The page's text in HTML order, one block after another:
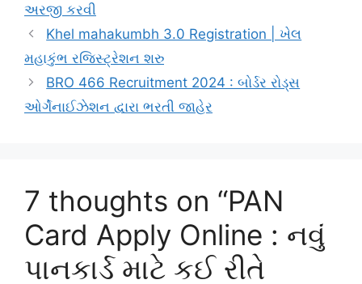
અરજી કરવી
Khel mahakumbh 3.0 Registration | ખેલ
મહાકુંભ રજિસ્ટ્રેશન શરુ
BRO 466 Recruitment 2024 : બોર્ડર રોડ્સ
ઓર્ગેનાઈઝેશન દ્વારા ભરતી જાહેર
7 thoughts on “PAN
Card Apply Online : નવું
પાનકાર્ડ માટે કઈ રીતે